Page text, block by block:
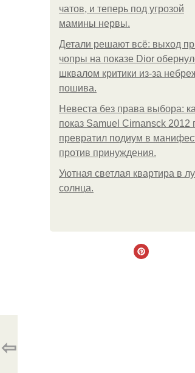
чатов, и теперь под угрозой
мамины нервы.
Детали решают всё: выход
чопры на показе Dior
шквалом критики из-за
пошива.
Невеста без права выбора:
показ Samuel Cirnansck 2012
превратил подиум в
против принуждения.
Уютная светлая квартира в
солнца.
⇦